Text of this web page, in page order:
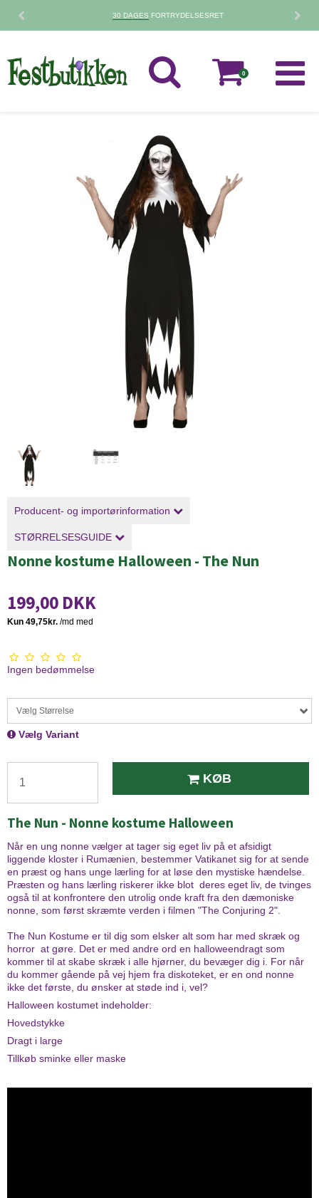
30 DAGESFORTRYDELSESRET
0
Producent- og importørinformation
STØRRELSESGUIDE
Nonne kostume Halloween - The Nun
199,00 DKK
Ingen bedømmelse
Vælg Størrelse
Vælg Variant
KØB
The Nun - Nonne kostume Halloween
Når en ung nonne vælger at tager sig eget liv på et afsidigt
liggende kloster i Rumænien, bestemmer Vatikanet sig for at sende
en præst og hans unge lærling for at løse den mystiske hændelse.
Præsten og hans lærling riskerer ikke blot deres eget liv, de tvinges
også til at konfrontere den utrolig onde kraft fra den dæmoniske
nonne, som først skræmte verden i filmen "The Conjuring 2".
The Nun Kostume er til dig som elsker alt som har med skræk og
horror at gøre. Det er med andre ord en halloweendragt som
kommer til at skabe skræk i alle hjørner, du bevæger dig i. For når
du kommer gående på vej hjem fra diskoteket, er en ond nonne
ikke det første, du ønsker at støde ind i, vel?
Halloween kostumet indeholder:
Hovedstykke
Dragt i large
Tillkøb sminke eller maske